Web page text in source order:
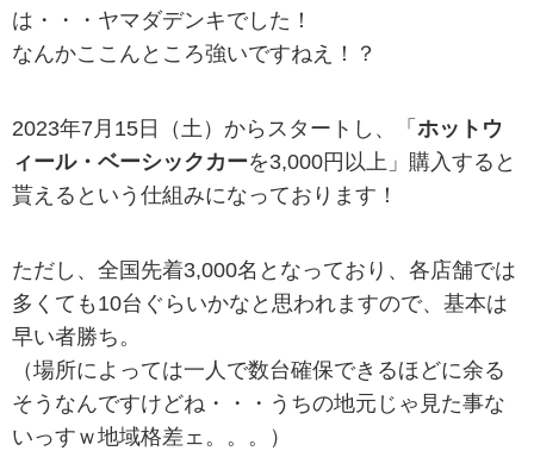
は・・・ヤマダデンキでした！
なんかここんところ強いですねえ！？
2023年7月15日（土）からスタートし、「 ホットウ
ィール・ベーシックカーを3,000円以上」購入すると
貰えるという仕組みになっております！
ただし、全国先着3,000名となっており、各店舗では
多くても10台ぐらいかなと思われますので、基本は
早い者勝ち。
（場所によっては一人で数台確保できるほどに余る
そうなんですけどね・・・うちの地元じゃ見た事な
いっすｗ地域格差ェ。。。）